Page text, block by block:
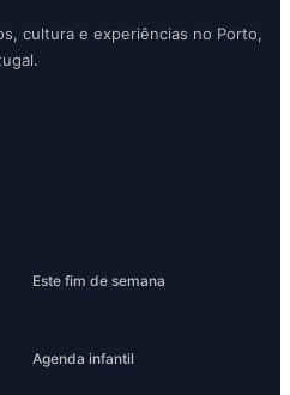
cultura e experiências no Porto,
Este fim de semana
Agenda infantil